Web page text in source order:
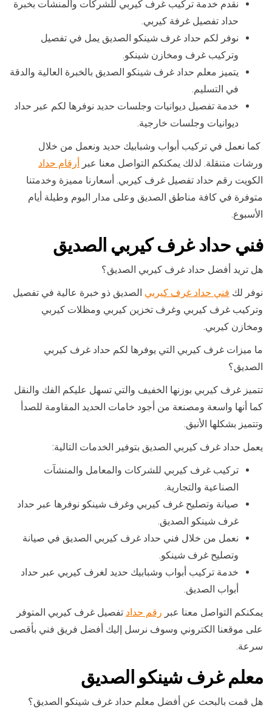
نقدم خدمة تركيب غرف كيربي للشركات والمنشآت بخبرة
حداد تفصيل غرفة كيربي.
نوفر لكم حداد غرف شينكو الصديق يمل في تفصيل
وتركيب غرف ومخازن شينكو.
يتميز معلم حداد غرف شينكو الصديق بالخبرة العالية والدقة
في التسليم.
خدمة تفصيل ديوانيات وجلسات حديد نوفرها لكم عبر حداد
ديوانيات وجلسات خارجية.
كما نعمل في تركيب أبواب وشبابيك حديد ونعمل من خلال
ورشات متنقلة. لذلك يمكنكم التواصل معنا عبر
أرقام حداد
الكويت رقم حداد تفصيل غرف كيربي. أسعارنا مميزة وخدمتنا
متوفرة في كافة مناطق الصديق وعلى مدار اليوم وطيلة أيام
الأسبوع.
فني حداد غرف كيربي الصديق
هل تريد أفضل حداد غرف كيربي الصديق؟
نوفر لك فني حداد غرف كيربي الصديق ذو خبرة عالية في تفصيل
وتركيب غرف كيربي وغرف تخزين كيربي ومظلات كيربي
ومخازن كيربي.
ما ميزات غرف كيربي التي يوفرها لكم حداد غرف كيربي
الصديق؟
تتميز غرف كيربي بوزنها الخفيف والتي تسهل عليكم الفك والنقل
كما أنها واسعة ومصنعة من أجود خامات الحديد المقاومة للصدأ
وتتميز بشكلها الأنيق.
يعمل حداد غرف كيربي الصديق بتوفير الخدمات التالية:
تركيب غرف كيربي للشركات والمعامل والمنشآت
الصناعية والتجارية.
صيانة وتصليح غرف كيربي وغرف شينكو نوفرها عبر حداد
غرف شينكو الصديق.
نعمل من خلال فني حداد غرف كيربي الصديق في صيانة
وتصليح غرف شينكو.
خدمة تركيب أبواب وشبابيك حديد لغرف كيربي عبر حداد
أبواب الصديق.
يمكنكم التواصل معنا عبر رقم حداد تفصيل غرف كيربي المتوفر
على موقعنا الكتروني وسوف نرسل إليك أفضل فريق فني بأقصى
سرعة.
معلم غرف شينكو الصديق
هل قمت بالبحث عن أفضل معلم حداد غرف شينكو الصديق؟